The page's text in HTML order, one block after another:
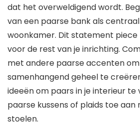
dat het overweldigend wordt.
van een paarse bank als
woonkamer. Dit statement
voor de rest van je inrichting.
met andere paarse accenten
samenhangend geheel te
ideeën om paars in je interieur te
paarse kussens of plaids toe
stoelen.